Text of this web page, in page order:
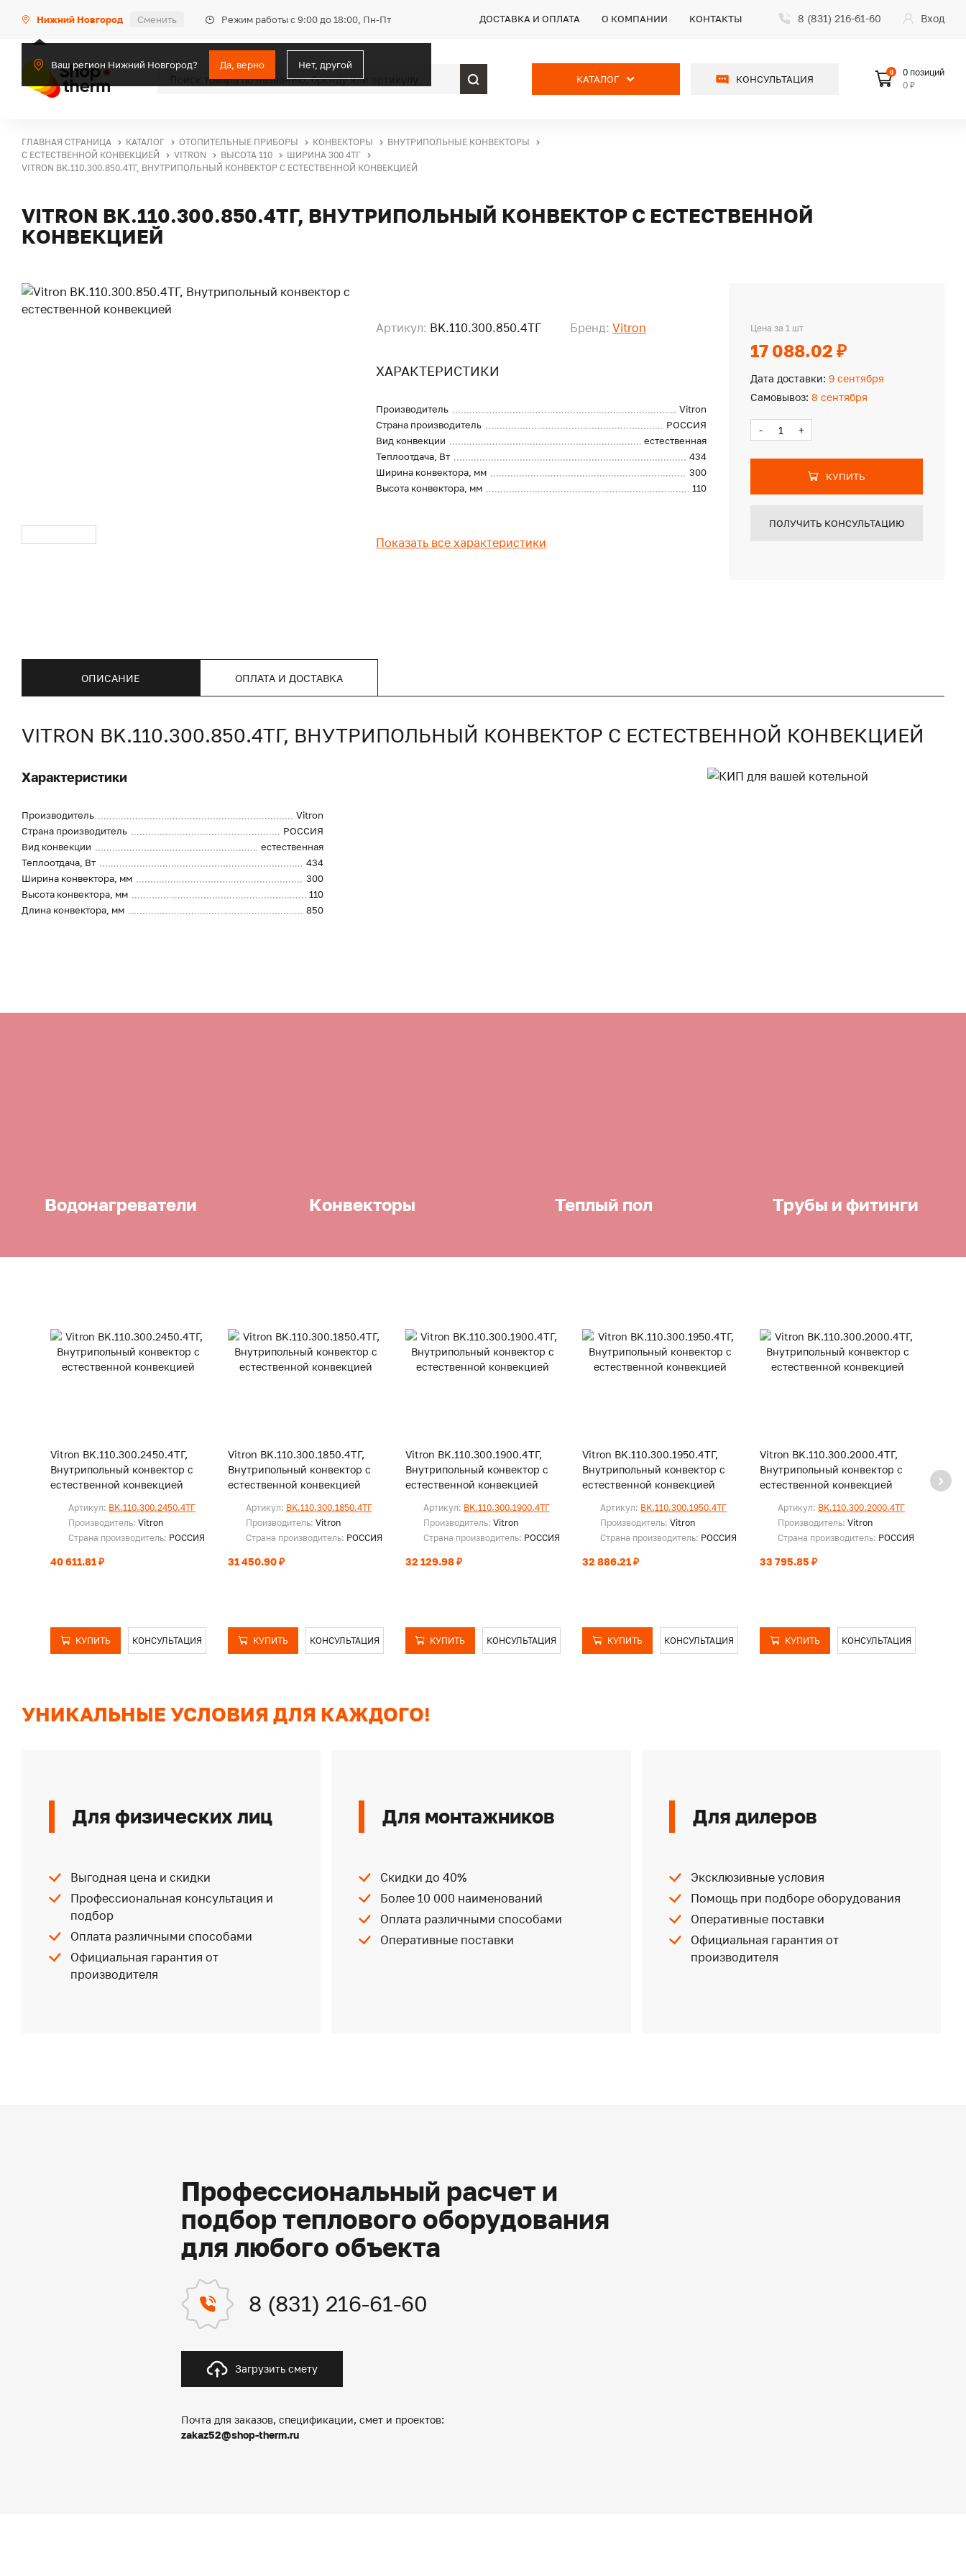
Нижний Новгород Сменить Режим работы с 9:00 до 18:00, Пн-Пт
Ваш регион Нижний Новгород? Да, верно Нет, другой
ДОСТАВКА И ОПЛАТА О КОМПАНИИ КОНТАКТЫ 8 (831) 216-61-60 Вход
КАТАЛОГ КОНСУЛЬТАЦИЯ
0
0 позиций
0 ₽
ГЛАВНАЯ СТРАНИЦА КАТАЛОГ ОТОПИТЕЛЬНЫЕ ПРИБОРЫ КОНВЕКТОРЫ
ВНУТРИПОЛЬНЫЕ КОНВЕКТОРЫ
С ЕСТЕСТВЕННОЙ КОНВЕКЦИЕЙ
VITRON ВЫСОТА 110
ШИРИНА 300 4ТГ
VITRON BK.110.300.850.4ТГ, ВНУТРИПОЛЬНЫЙ КОНВЕКТОР С ЕСТЕСТВЕННОЙ КОНВЕКЦИЕЙ
VITRON BK.110.300.850.4ТГ, ВНУТРИПОЛЬНЫЙ КОНВЕКТОР С ЕСТЕСТВЕННОЙ
КОНВЕКЦИЕЙ
Артикул: BK.110.300.850.4ТГ Бренд: Vitron
ХАРАКТЕРИСТИКИ
Производитель
Vitron
Страна производитель
РОССИЯ
Вид конвекции
естественная
Теплоотдача, Вт
434
Ширина конвектора, мм
300
Высота конвектора, мм
110
Показать все характеристики
Цена за 1 шт
17 088.02 ₽
Дата доставки: 9 сентября
Самовывоз: 8 сентября
- +
КУПИТЬ
ПОЛУЧИТЬ КОНСУЛЬТАЦИЮ
ОПИСАНИЕ ОПЛАТА И ДОСТАВКА
VITRON BK.110.300.850.4ТГ, ВНУТРИПОЛЬНЫЙ КОНВЕКТОР С ЕСТЕСТВЕННОЙ КОНВЕКЦИЕЙ
Характеристики
Производитель
Vitron
Страна производитель
РОССИЯ
Вид конвекции
естественная
Теплоотдача, Вт
434
Ширина конвектора, мм
300
Высота конвектора, мм
110
Длина конвектора, мм
850
Водонагреватели Конвекторы Теплый пол Трубы и фитинги
Vitron BK.110.300.2450.4ТГ,
Внутрипольный конвектор с
естественной конвекцией
Артикул: BK.110.300.2450.4ТГ
Производитель: Vitron
Страна производитель: РОССИЯ
40 611.81 ₽
КУПИТЬ КОНСУЛЬТАЦИЯ
Vitron BK.110.300.1850.4ТГ,
Внутрипольный конвектор с
естественной конвекцией
Артикул: BK.110.300.1850.4ТГ
Производитель: Vitron
Страна производитель: РОССИЯ
31 450.90 ₽
КУПИТЬ КОНСУЛЬТАЦИЯ
Vitron BK.110.300.1900.4ТГ,
Внутрипольный конвектор с
естественной конвекцией
Артикул: BK.110.300.1900.4ТГ
Производитель: Vitron
Страна производитель: РОССИЯ
32 129.98 ₽
КУПИТЬ КОНСУЛЬТАЦИЯ
Vitron BK.110.300.1950.4ТГ,
Внутрипольный конвектор с
естественной конвекцией
Артикул: BK.110.300.1950.4ТГ
Производитель:Vitron
Страна производитель: РОССИЯ
32 886.21 ₽
КУПИТЬ КОНСУЛЬТАЦИЯ
Vitron BK.110.300.2000.4ТГ,
Внутрипольный конвектор с
естественной конвекцией
Артикул: BK.110.300.2000.4ТГ
Производитель:Vitron
Страна производитель: РОССИЯ
33 795.85 ₽
КУПИТЬ КОНСУЛЬТАЦИЯ
УНИКАЛЬНЫЕ УСЛОВИЯ ДЛЯ КАЖДОГО!
Для физических лиц
Выгодная цена и скидки
Профессиональная консультация и
подбор
Оплата различными способами
Официальная гарантия от
производителя
Для монтажников
Скидки до 40%
Более 10 000 наименований
Оплата различными способами
Оперативные поставки
Для дилеров
Эксклюзивные условия
Помощь при подборе оборудования
Оперативные поставки
Официальная гарантия от
производителя
Профессиональный расчет и
подбор теплового оборудования
для любого объекта
8 (831) 216-61-60
Загрузить смету
Почта для заказов, спецификации, смет и проектов:
zakaz52@shop-therm.ru